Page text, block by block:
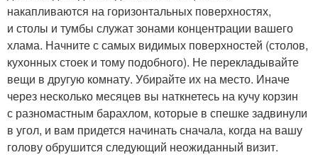
накапливаются на горизонтальных поверхностях,
и столы и тумбы служат зонами концентрации вашего
хлама. Начните с самых видимых поверхностей (столов,
кухонных стоек и тому подобного). Не перекладывайте
вещи в другую комнату. Убирайте их на место. Иначе
через несколько месяцев вы наткнетесь на кучу корзин
с разномастным барахлом, которые в спешке задвинули
в угол, и вам придется начинать сначала, когда на вашу
голову обрушится следующий неожиданный визит.